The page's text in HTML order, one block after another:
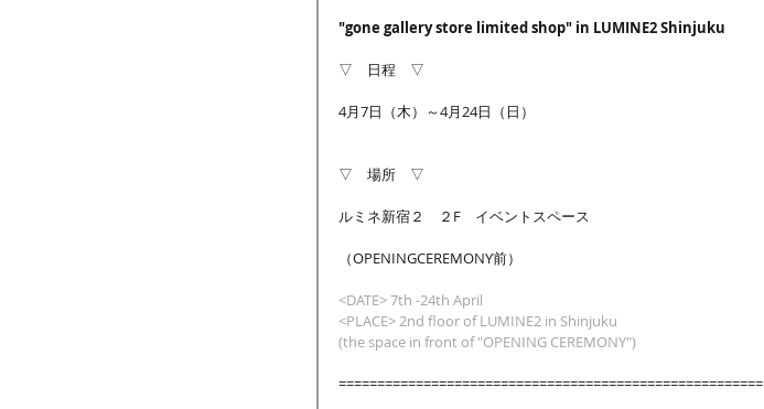
"gone gallery store limited shop" in LUMINE2 Shinjuku
▽　日程　▽
4月7日（木）～4月24日（日）
▽　場所　▽
ルミネ新宿２　２F　イベントスペース
（OPENINGCEREMONY前）
<DATE> 7th -24th April
<PLACE> 2nd floor of LUMINE2 in Shinjuku
(the space in front of "OPENING CEREMONY")
=======================================================